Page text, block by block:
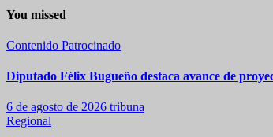
You missed
Contenido Patrocinado
Diputado Félix Bugueño destaca avance de
6 de agosto de 2026 tribuna
Regional